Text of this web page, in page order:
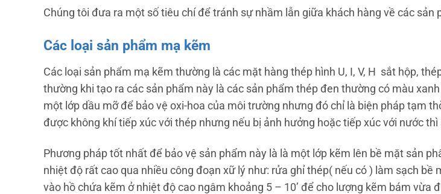
Chúng tôi đưa ra một số tiêu chí để tránh sự nhầm lẫn giữa khách hàng về các sản
Các loại sản phẩm mạ kẽm
Các loại sản phẩm mạ kẽm thường là các mặt hàng thép hình U, I, V, H sắt hộp,
thường khi tạo ra các sản phẩm này là các sản phẩm thép đen thường có màu
một lớp dầu mỡ để bảo vệ oxi-hoa của môi trường nhưng đó chỉ là biện pháp tạm
được không khí tiếp xúc với thép nhưng nếu bị ảnh hưởng hoặc tiếp xúc với nước thì
Phương pháp tốt nhất để bảo vệ sản phẩm này là là một lớp kẽm lên bề mặt sản
nhiệt độ rất cao qua nhiều công đoạn xữ lý như: rửa ghỉ thép( nếu có ) làm sạch bề
vào hồ chứa kẽm ở nhiệt độ cao ngâm khoảng 5 – 10’ để cho lượng kẽm bám vừa